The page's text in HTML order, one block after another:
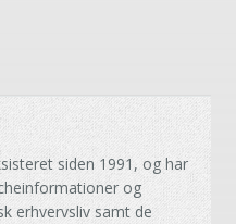
siden 1991, og har
og
erhvervsliv samt de